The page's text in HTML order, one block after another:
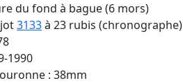
du fond à bague (6 mors)
3133à 23 rubis (chronographe)
1990
: 38mm